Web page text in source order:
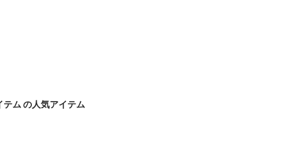
ム の人気アイテム